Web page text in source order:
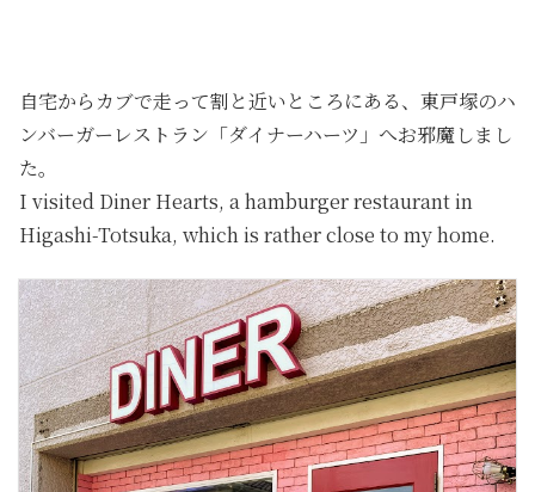
自宅からカブで走って割と近いところにある、東戸塚のハ
ンバーガーレストラン「ダイナーハーツ」へお邪魔しまし
た。
I visited Diner Hearts, a hamburger restaurant in
Higashi-Totsuka, which is rather close to my home.